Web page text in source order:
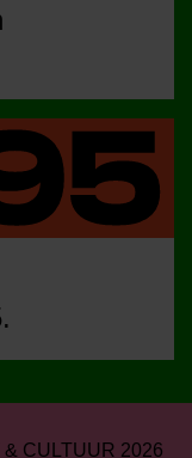
CULTUUR 2026